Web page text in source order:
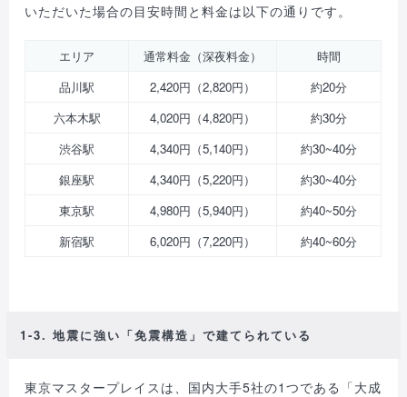
いただいた場合の目安時間と料金は以下の通りです。
エリア 通常料金（深夜料金）
時間
品川駅
2,420円（2,820円）
約20分
六本木駅
4,020円（4,820円）
約30分
渋谷駅
4,340円（5,140円）
約30~40分
銀座駅
4,340円（5,220円）
約30~40分
東京駅
4,980円（5,940円）
約40~50分
新宿駅
6,020円（7,220円） 約40~60分
1-3. 地震に強い「免震構造」で建てられている
東京マスタープレイスは、国内大手5社の1つである「大成